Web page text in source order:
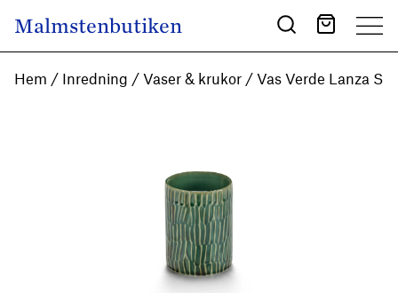
Main Navigation
Malmstenbutiken
Hem / Inredning / Vaser & krukor / Vas Verde Lanza S